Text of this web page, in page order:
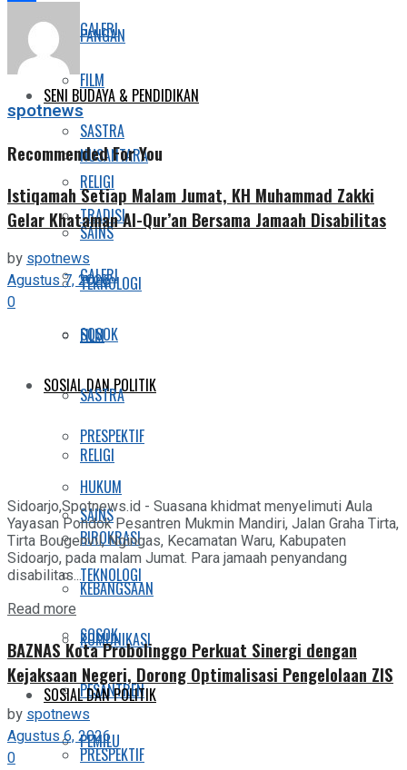
GALERI
FILM
SASTRA
RELIGI
SAINS
TEKNOLOGI
SOSOK
SOSIAL DAN POLITIK
PRESPEKTIF
HUKUM
BIROKRASI
KEBANGSAAN
KOMUNIKASI
PESANTREN
PEMILU
PANGAN
SENI BUDAYA & PENDIDIKAN
NUSANTARA
TRADISI
GALERI
FILM
SASTRA
RELIGI
SAINS
TEKNOLOGI
SOSOK
SOSIAL DAN POLITIK
PRESPEKTIF
Share
spotnews
Recommended For You
Istiqamah Setiap Malam Jumat, KH Muhammad Zakki
Gelar Khataman Al-Qur’an Bersama Jamaah Disabilitas
byspotnews
Agustus 7, 2026
0
Sidoarjo,Spotnews.id - Suasana khidmat menyelimuti Aula
Yayasan Pondok Pesantren Mukmin Mandiri, Jalan Graha Tirta,
Tirta Bougenvil, Ngingas, Kecamatan Waru, Kabupaten
Sidoarjo, pada malam Jumat. Para jamaah penyandang
disabilitas...
Read more
BAZNAS Kota Probolinggo Perkuat Sinergi dengan
Kejaksaan Negeri, Dorong Optimalisasi Pengelolaan ZIS
by spotnews
Agustus 6, 2026
0